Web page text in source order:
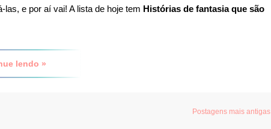
e por aí vai! A lista de hoje tem Histórias de fantasia que são
lendo »
Postagens mais antigas